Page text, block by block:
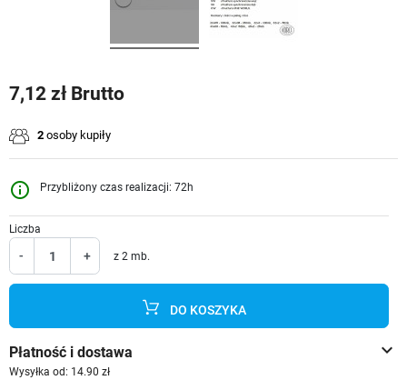
7,12 zł Brutto
2 osoby kupiły
info_outline Przybliżony czas realizacji: 72h
Liczba
- + z 2 mb.
DO KOSZYKA
keyboard_arrow_down
Płatność i dostawa
Wysyłka od: 14.90 zł